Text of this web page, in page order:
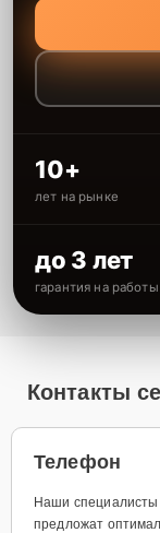
10+
лет на рынке
до 3 лет
гарантия на работы
Контакты
Телефон
Наши специалисты
предложат